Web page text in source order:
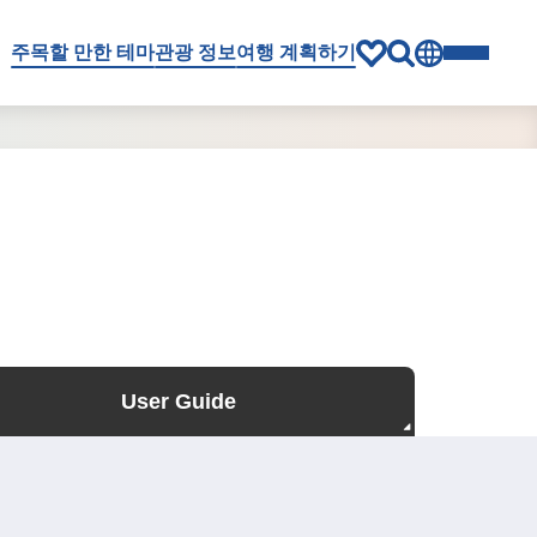
주목할 만한 테마관광 정보여행 계획하기
User Guide